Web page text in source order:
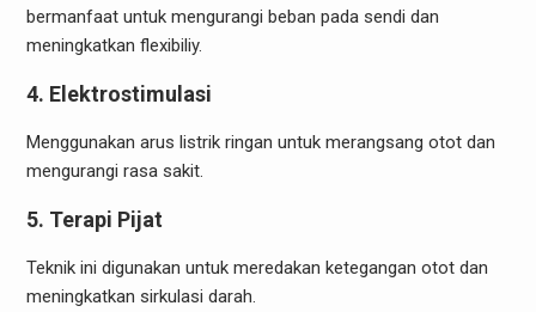
bermanfaat untuk mengurangi beban pada sendi dan
meningkatkan flexibiliy.
4. Elektrostimulasi
Menggunakan arus listrik ringan untuk merangsang otot dan
mengurangi rasa sakit.
5. Terapi Pijat
Teknik ini digunakan untuk meredakan ketegangan otot dan
meningkatkan sirkulasi darah.